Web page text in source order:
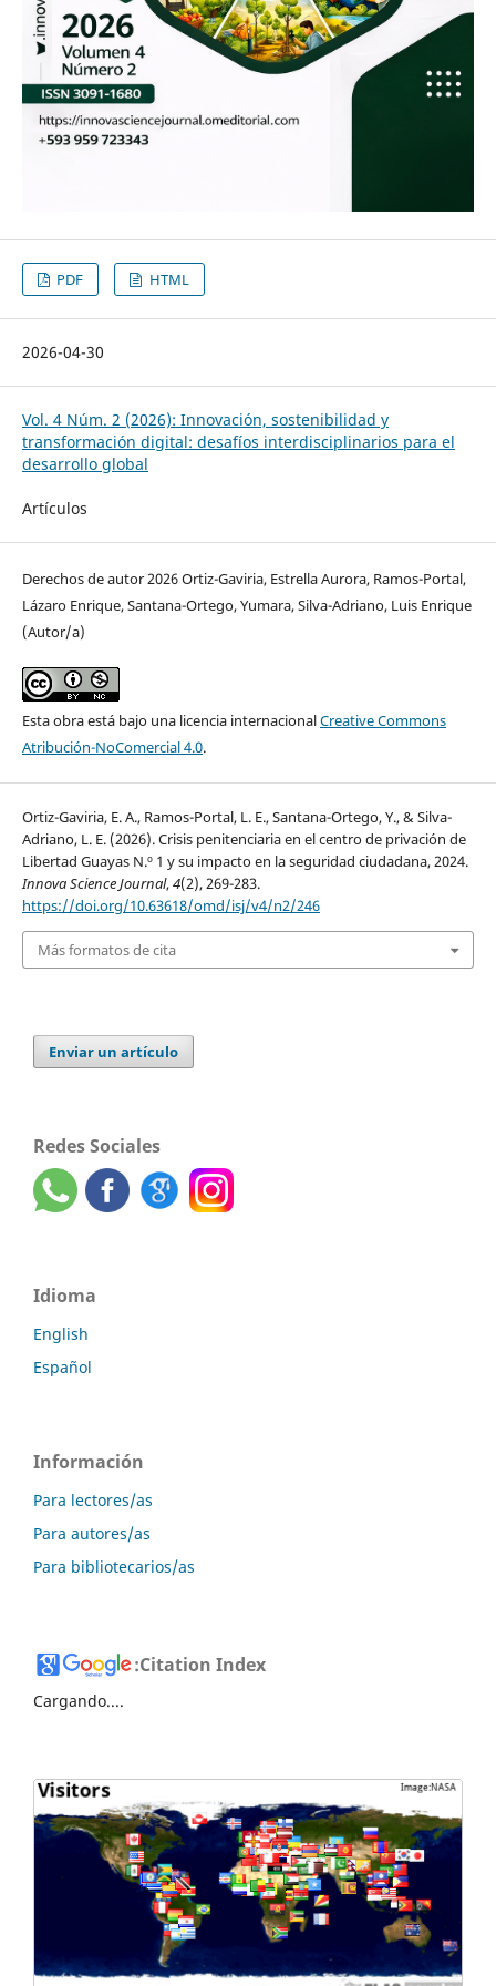
PDF HTML
2026-04-30
Vol. 4 Núm. 2 (2026): Innovación, sostenibilidad y
transformación digital: desafíos interdisciplinarios para el
desarrollo global
Artículos
Derechos de autor 2026 Ortiz-Gaviria, Estrella Aurora, Ramos-Portal,
Lázaro Enrique, Santana-Ortego, Yumara, Silva-Adriano, Luis Enrique
(Autor/a)
Esta obra está bajo una licencia internacionalCreative Commons
Atribución-NoComercial 4.0.
Ortiz-Gaviria, E. A., Ramos-Portal, L. E., Santana-Ortego, Y., & Silva-
Adriano, L. E. (2026). Crisis penitenciaria en el centro de privación de
Libertad Guayas N.º 1 y su impacto en la seguridad ciudadana, 2024.
Innova Science Journal,4(2), 269-283.
https://doi.org/10.63618/omd/isj/v4/n2/246
Más formatos de cita
Enviar un artículo
Redes Sociales
Idioma
English
Español
Información
Para lectores/as
Para autores/as
Para bibliotecarios/as
:Citation Index
Cargando....